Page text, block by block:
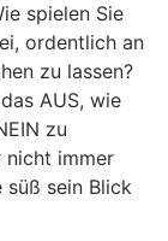
spielen Sie
ordentlich an
zu lassen?
AUS, wie
zu
nicht immer
süß sein Blick